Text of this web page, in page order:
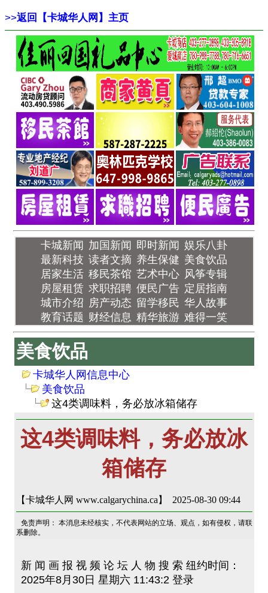
>>返回【卡城华人网】主页
卡城新闻 加国新闻 即时新闻 娱乐八卦
最新科技 读者文摘 养生保健 美食饮品
居家生活 移民茶馆 艺术中心 风筝专辑
房屋租赁 求职招聘 便民广告 定居指南
城市介绍 房产动态 留学移民 华人故事
教育话题 财经信息 精华旅游 难得一笑
美食饮品
卡城华人网信息中心
美食饮品
这4类调味料，务必放冰箱储存
这4类调味料，务必放冰
箱储存
【卡城华人网 www.calgarychina.ca】 2025-08-30 09:44
免责声明： 本消息未经核实，不代表网站的立场、观点，如有侵权，请联
系删除。
新 闻 画 报 视 频 论 坛 人 物 搜 索 纽约时间：
2025年8月30日 星期六 11:43:2 登录